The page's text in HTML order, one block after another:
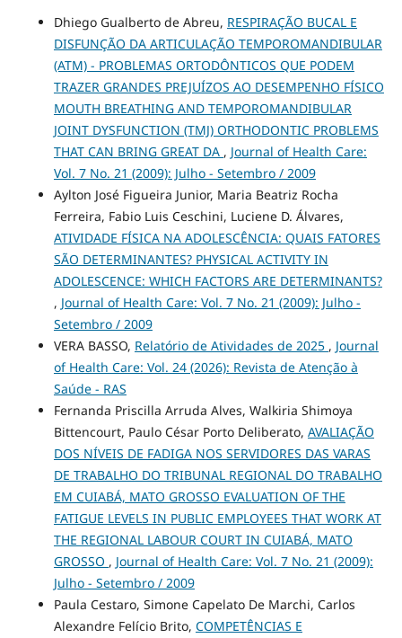
Dhiego Gualberto de Abreu, RESPIRAÇÃO BUCAL E
DISFUNÇÃO DA ARTICULAÇÃO TEMPOROMANDIBULAR
(ATM) - PROBLEMAS ORTODÔNTICOS QUE PODEM
TRAZER GRANDES PREJUÍZOS AO DESEMPENHO FÍSICO
MOUTH BREATHING AND TEMPOROMANDIBULAR
JOINT DYSFUNCTION (TMJ) ORTHODONTIC PROBLEMS
THAT CAN BRING GREAT DA , Journal of Health Care:
Vol. 7 No. 21 (2009): Julho - Setembro / 2009
Aylton José Figueira Junior, Maria Beatriz Rocha
Ferreira, Fabio Luis Ceschini, Luciene D. Álvares,
ATIVIDADE FÍSICA NA ADOLESCÊNCIA: QUAIS FATORES
SÃO DETERMINANTES? PHYSICAL ACTIVITY IN
ADOLESCENCE: WHICH FACTORS ARE DETERMINANTS?
, Journal of Health Care: Vol. 7 No. 21 (2009): Julho -
Setembro / 2009
VERA BASSO, Relatório de Atividades de 2025 , Journal
of Health Care: Vol. 24 (2026): Revista de Atenção à
Saúde - RAS
Fernanda Priscilla Arruda Alves, Walkiria Shimoya
Bittencourt, Paulo César Porto Deliberato, AVALIAÇÃO
DOS NÍVEIS DE FADIGA NOS SERVIDORES DAS VARAS
DE TRABALHO DO TRIBUNAL REGIONAL DO TRABALHO
EM CUIABÁ, MATO GROSSO EVALUATION OF THE
FATIGUE LEVELS IN PUBLIC EMPLOYEES THAT WORK AT
THE REGIONAL LABOUR COURT IN CUIABÁ, MATO
GROSSO , Journal of Health Care: Vol. 7 No. 21 (2009):
Julho - Setembro / 2009
Paula Cestaro, Simone Capelato De Marchi, Carlos
Alexandre Felício Brito, COMPETÊNCIAS E